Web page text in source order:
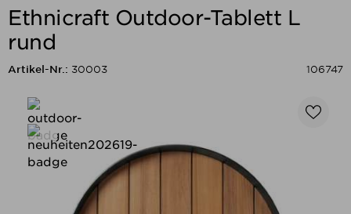
Ethnicraft Outdoor-Tablett L
rund
Artikel-Nr.: 30003 106747